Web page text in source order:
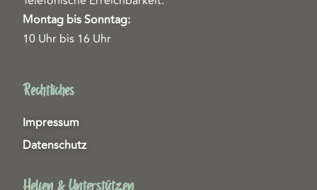
Montag bis Sonntag:
10 Uhr bis 16 Uhr
Rechtliches
Impressum
Datenschutz